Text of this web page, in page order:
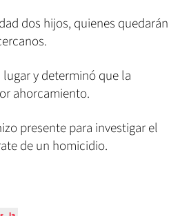
dos hijos, quienes quedarán
y determinó que la
ahorcamiento.
presente para investigar el
de un homicidio.